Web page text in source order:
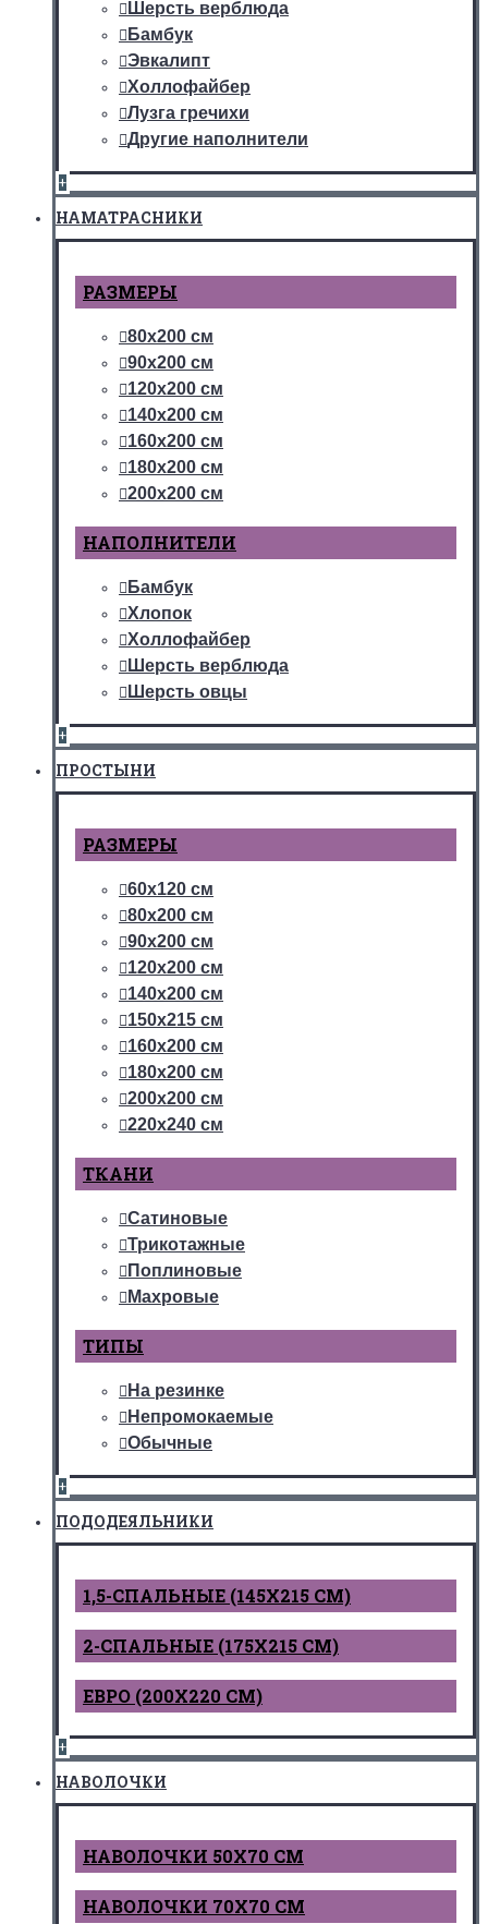
Шерсть верблюда
Бамбук
Эвкалипт
Холлофайбер
Лузга гречихи
Другие наполнители
+
НАМАТРАСНИКИ
РАЗМЕРЫ
80х200 см
90х200 см
120х200 см
140х200 см
160х200 см
180х200 см
200х200 см
НАПОЛНИТЕЛИ
Бамбук
Хлопок
Холлофайбер
Шерсть верблюда
Шерсть овцы
+
ПРОСТЫНИ
РАЗМЕРЫ
60х120 см
80х200 см
90х200 см
120х200 см
140х200 см
150х215 см
160х200 см
180х200 см
200х200 см
220х240 см
ТКАНИ
Сатиновые
Трикотажные
Поплиновые
Махровые
ТИПЫ
На резинке
Непромокаемые
Обычные
+
ПОДОДЕЯЛЬНИКИ
1,5-СПАЛЬНЫЕ (145Х215 СМ)
2-СПАЛЬНЫЕ (175Х215 СМ)
ЕВРО (200Х220 СМ)
+
НАВОЛОЧКИ
НАВОЛОЧКИ 50Х70 СМ
НАВОЛОЧКИ 70Х70 СМ